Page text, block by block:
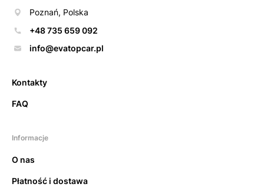
Poznań, Polska
+48 735 659 092
info@evatopcar.pl
Kontakty
FAQ
Informacje
O nas
Płatność i dostawa